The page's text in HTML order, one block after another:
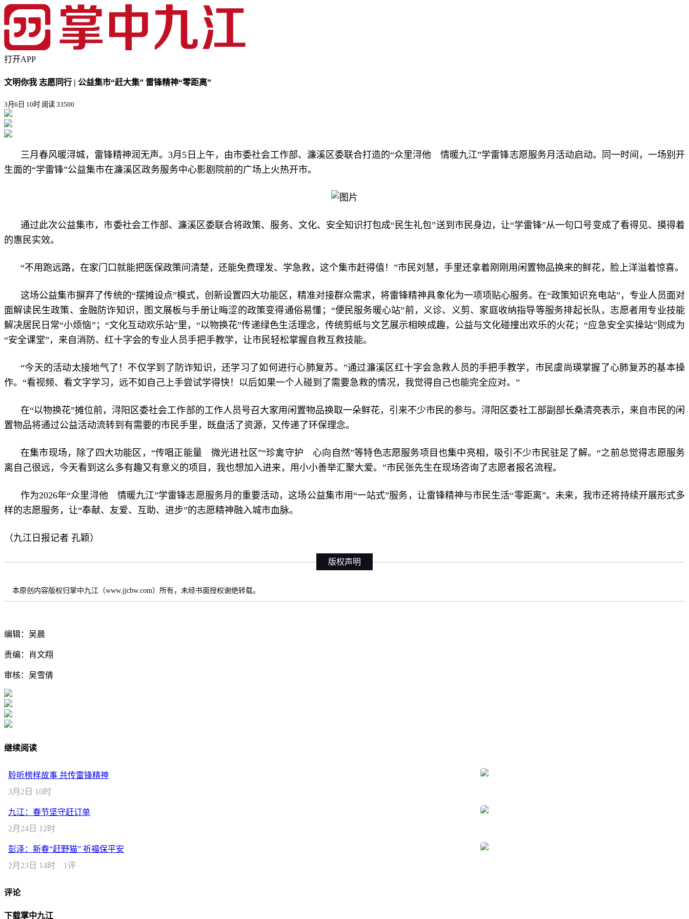
打开APP
文明你我 志愿同行 | 公益集市“赶大集” 雷锋精神“零距离”
3月6日 10时 阅读 33500
三月春风暖浔城，雷锋精神润无声。3月5日上午，由市委社会工作部、濂溪区委联合打造的“众里浔他 情暖九江”学雷锋志愿服务月活动启动。同一时间，一场别开
生面的“学雷锋”公益集市在濂溪区政务服务中心影剧院前的广场上火热开市。
通过此次公益集市，市委社会工作部、濂溪区委联合将政策、服务、文化、安全知识打包成“民生礼包”送到市民身边，让“学雷锋”从一句口号变成了看得见、摸得着
的惠民实效。
“不用跑远路，在家门口就能把医保政策问清楚，还能免费理发、学急救，这个集市赶得值！”市民刘慧，手里还拿着刚刚用闲置物品换来的鲜花，脸上洋溢着惊喜。
这场公益集市摒弃了传统的“摆摊设点”模式，创新设置四大功能区，精准对接群众需求，将雷锋精神具象化为一项项贴心服务。在“政策知识充电站”，专业人员面对
面解读民生政策、金融防诈知识，图文展板与手册让晦涩的政策变得通俗易懂；“便民服务暖心站”前，义诊、义剪、家庭收纳指导等服务排起长队，志愿者用专业技能
解决居民日常“小烦恼”；“文化互动欢乐站”里，“以物换花”传递绿色生活理念，传统剪纸与文艺展示相映成趣，公益与文化碰撞出欢乐的火花；“应急安全实操站”则成为
“安全课堂”，来自消防、红十字会的专业人员手把手教学，让市民轻松掌握自救互救技能。
“今天的活动太接地气了！不仅学到了防诈知识，还学习了如何进行心肺复苏。”通过濂溪区红十字会急救人员的手把手教学，市民虞尚瑛掌握了心肺复苏的基本操
作。“看视频、看文字学习，远不如自己上手尝试学得快！以后如果一个人碰到了需要急救的情况，我觉得自己也能完全应对。”
在“以物换花”摊位前，浔阳区委社会工作部的工作人员号召大家用闲置物品换取一朵鲜花，引来不少市民的参与。浔阳区委社工部副部长桑清亮表示，来自市民的闲
置物品将通过公益活动流转到有需要的市民手里，既盘活了资源，又传递了环保理念。
在集市现场，除了四大功能区，“传唱正能量 微光进社区”“珍禽守护 心向自然”等特色志愿服务项目也集中亮相，吸引不少市民驻足了解。“之前总觉得志愿服务
离自己很远，今天看到这么多有趣又有意义的项目，我也想加入进来，用小小善举汇聚大爱。”市民张先生在现场咨询了志愿者报名流程。
作为2026年“众里浔他 情暖九江”学雷锋志愿服务月的重要活动，这场公益集市用“一站式”服务，让雷锋精神与市民生活“零距离”。未来，我市还将持续开展形式多
样的志愿服务，让“奉献、友爱、互助、进步”的志愿精神融入城市血脉。
（九江日报记者 孔颖）
版权声明
本原创内容版权归掌中九江（www.jjcbw.com）所有，未经书面授权谢绝转载。
编辑：吴晨
责编：肖文翔
审核：吴雪倩
继续阅读
聆听榜样故事 共传雷锋精神
3月2日 10时
九江：春节坚守赶订单
2月24日 12时
彭泽：新春“赶野猫” 祈福保平安
2月23日 14时
1评
评论
下载掌中九江